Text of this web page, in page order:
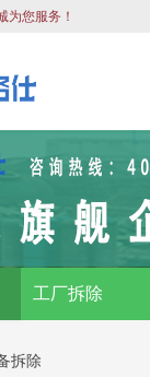
为您服务！
工厂拆除
拆除